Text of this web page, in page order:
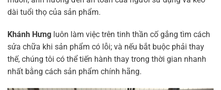
dài tuổi thọ của sản phẩm.
Khánh Hưng luôn làm việc trên tinh thần cố gắng tìm cách
sửa chữa khi sản phẩm có lỗi; và nếu bắt buộc phải thay
thế, chúng tôi có thể tiến hành thay trong thời gian nhanh
nhất bằng cách sản phẩm chính hãng.